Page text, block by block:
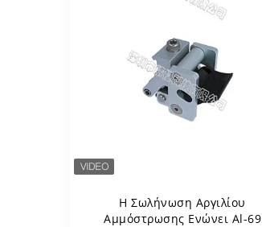
Η Σωλήνωση Αργιλίου
Αμμόστρωσης Ενώνει Al-69